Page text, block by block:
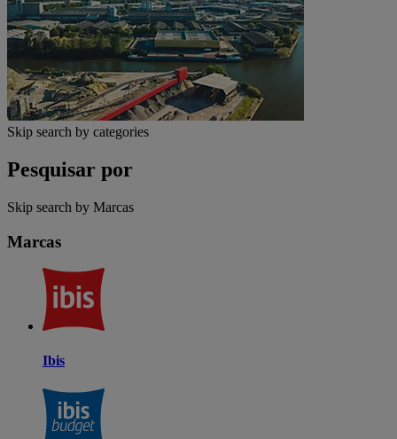
Skip search by categories
Pesquisar por
Skip search by Marcas
Marcas
Ibis